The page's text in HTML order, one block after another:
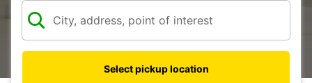
Select pickup location